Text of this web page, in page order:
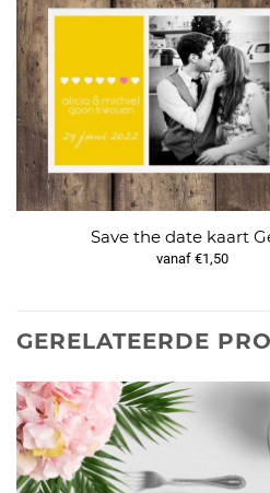
Save the date kaart
vanaf €1,50
GERELATEERDE